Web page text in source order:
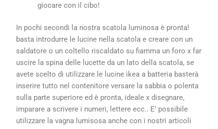
giocare con il cibo!
In pochi secondi la nostra scatola luminosa è pronta!
basta introdurre le lucine nella scatola e creare con un
saldatore o un coltello riscaldato su fiamma un foro x far
uscire la spina delle lucette da un lato della scatola, se
avete scelto di utilizzare le lucine ikea a batteria basterà
inserire tutto nel contenitore versare la sabbia o polenta
sulla parte superiore ed è pronta, ideale x disegnare,
imparare a scrivere i numeri, lettere ecc.. E’ possibile
utilizzare la vagna lumisosa anche con i nostri articoli